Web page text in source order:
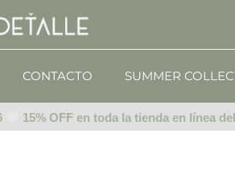
CONTACTO SUMMER
15% OFF en toda la tienda en línea